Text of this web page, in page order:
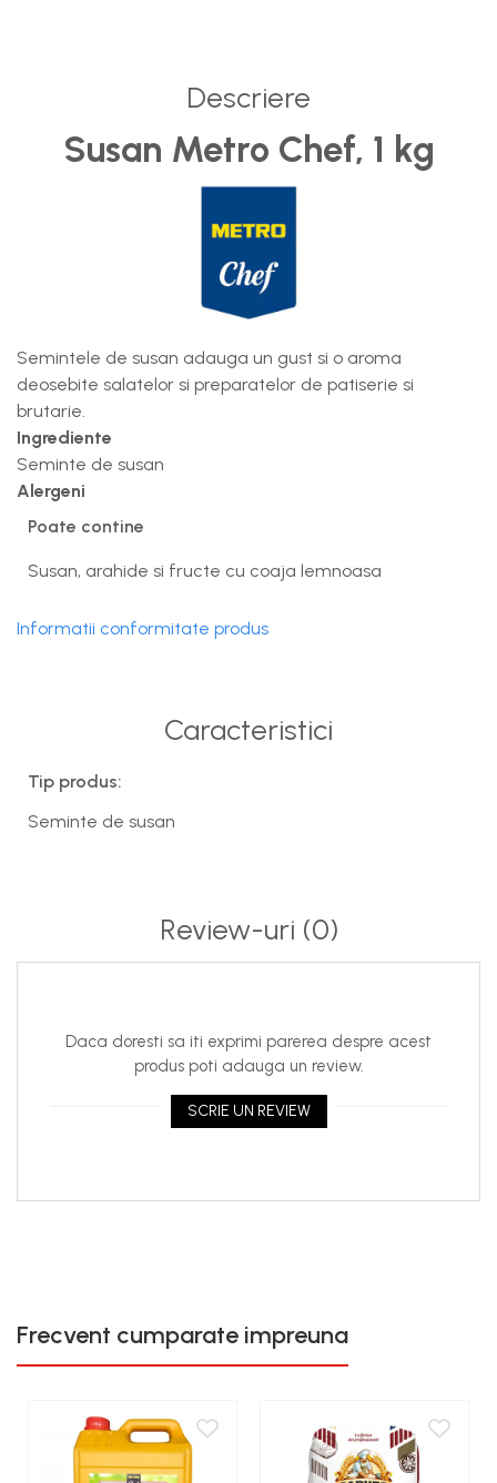
Descriere
Susan Metro Chef, 1 kg
Semintele de susan adauga un gust si o aroma
deosebite salatelor si preparatelor de patiserie si
brutarie.
Ingrediente
Seminte de susan
Alergeni
Poate contine
Susan, arahide si fructe cu coaja lemnoasa
Informatii conformitate produs
Caracteristici
Tip produs:
Seminte de susan
Review-uri (0)
Daca doresti sa iti exprimi parerea despre acest
produs poti adauga un review.
SCRIE UN REVIEW
Frecvent cumparate impreuna